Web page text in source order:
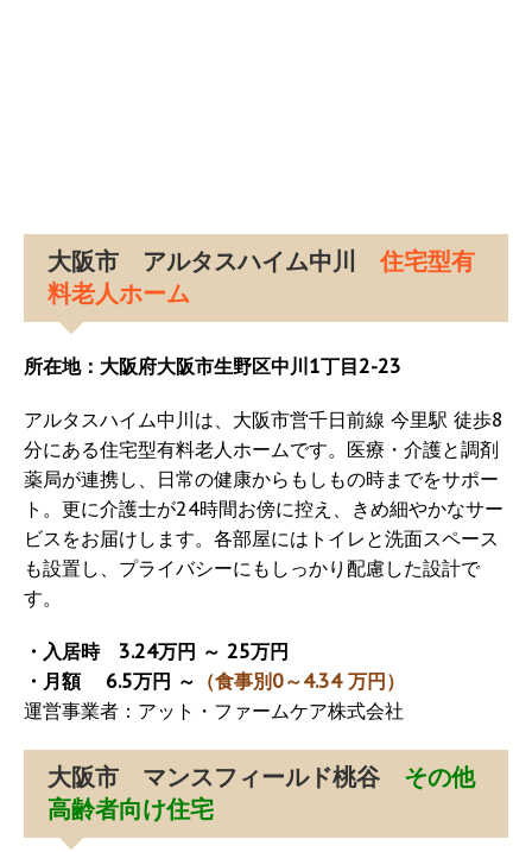
大阪市 アルタスハイム中川 住宅型有
料老人ホーム
所在地：大阪府大阪市生野区中川1丁目2-23
アルタスハイム中川は、大阪市営千日前線 今里駅 徒歩8
分にある住宅型有料老人ホームです。医療・介護と調剤
薬局が連携し、日常の健康からもしもの時までをサポー
ト。更に介護士が24時間お傍に控え、きめ細やかなサー
ビスをお届けします。各部屋にはトイレと洗面スペース
も設置し、プライバシーにもしっかり配慮した設計で
す。
・入居時 3.24万円 ～ 25万円
・月額 6.5万円 ～ （食事別0～4.34 万円）
運営事業者：アット・ファームケア株式会社
大阪市 マンスフィールド桃谷 その他
高齢者向け住宅